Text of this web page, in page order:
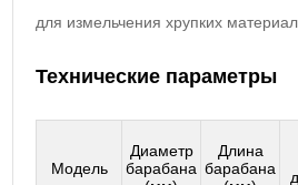
для измельчения хрупких
Технические параметры
Модель
Диаметр
барабана
Длина
барабана